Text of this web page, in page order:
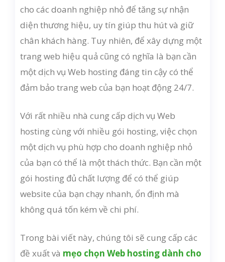
cho các doanh nghiệp nhỏ để tăng sự nhận
diện thương hiệu, uy tín giúp thu hút và giữ
chân khách hàng. Tuy nhiên, để xây dựng một
trang web hiệu quả cũng có nghĩa là bạn cần
một dịch vụ Web hosting đáng tin cậy có thể
đảm bảo trang web của bạn hoạt động 24/7.
Với rất nhiều nhà cung cấp dịch vụ Web
hosting cùng với nhiều gói hosting, việc chọn
một dịch vụ phù hợp cho doanh nghiệp nhỏ
của bạn có thể là một thách thức. Bạn cần một
gói hosting đủ chất lượng để có thể giúp
website của bạn chạy nhanh, ổn định mà
không quá tốn kém về chi phí.
Trong bài viết này, chúng tôi sẽ cung cấp các
đề xuất và mẹo chọn Web hosting dành cho